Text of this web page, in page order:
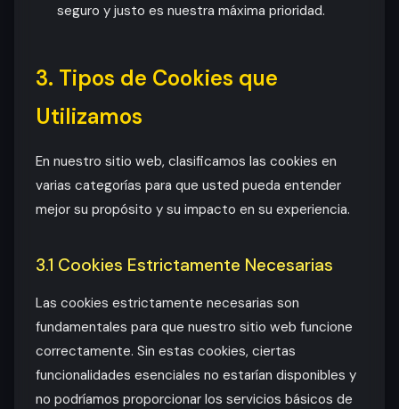
seguro y justo es nuestra máxima prioridad.
3. Tipos de Cookies que
Utilizamos
En nuestro sitio web, clasificamos las cookies en
varias categorías para que usted pueda entender
mejor su propósito y su impacto en su experiencia.
3.1 Cookies Estrictamente Necesarias
Las cookies estrictamente necesarias son
fundamentales para que nuestro sitio web funcione
correctamente. Sin estas cookies, ciertas
funcionalidades esenciales no estarían disponibles y
no podríamos proporcionar los servicios básicos de